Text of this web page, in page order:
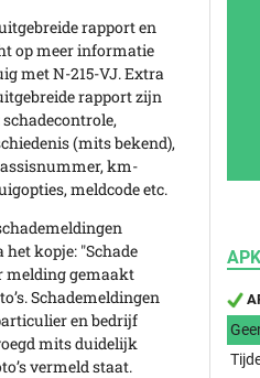
rapport en
op meer informatie
met N-215-VJ. Extra
rapport zijn
(mits bekend),
km-
meldcode etc.
het kopje: "Schade
melding gemaakt
Schademeldingen
en bedrijf
mits duidelijk
vermeld staat.